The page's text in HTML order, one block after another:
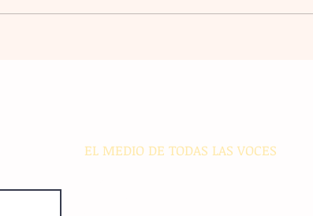
EL MEDIO DE TODAS LAS VOCES